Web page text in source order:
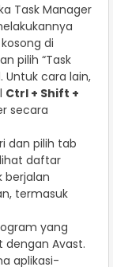
Task Manager
di
pilih “Task
Untuk cara lain,
Ctrl + Shift +
secara
dan pilih tab
daftar
berjalan
termasuk
yang
dengan Avast.
aplikasi-